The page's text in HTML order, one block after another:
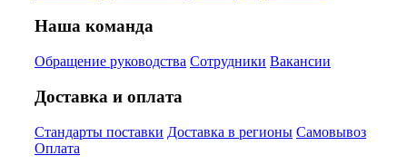
Наша команда
Обращение руководства Сотрудники Вакансии
Доставка и оплата
Стандарты поставки Доставка в регионы Самовывоз
Оплата